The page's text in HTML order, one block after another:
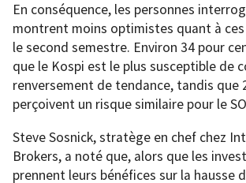
En conséquence, les personnes
montrent moins optimistes quant à
le second semestre. Environ 34 pour
que le Kospi est le plus susceptible de
renversement de tendance, tandis que
perçoivent un risque similaire pour le
Steve Sosnick, stratège en chef chez
Brokers, a noté que, alors que les
prennent leurs bénéfices sur la hausse